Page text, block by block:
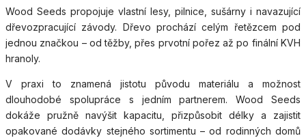
Wood Seeds propojuje vlastní lesy, pilnice, sušárny i navazující
dřevozpracující závody. Dřevo prochází celým řetězcem pod
jednou značkou – od těžby, přes prvotní pořez až po finální KVH
hranoly.
V praxi to znamená jistotu původu materiálu a možnost
dlouhodobé spolupráce s jedním partnerem. Wood Seeds
dokáže pružně navýšit kapacitu, přizpůsobit délky a zajistit
opakované dodávky stejného sortimentu – od rodinných domů